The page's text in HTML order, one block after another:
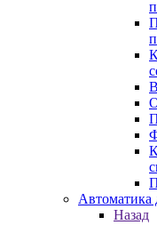
Автоматика
Назад